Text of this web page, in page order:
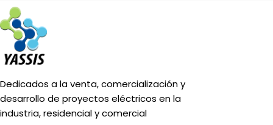
Dedicados a la venta, comercialización y
desarrollo de proyectos eléctricos en la
industria, residencial y comercial